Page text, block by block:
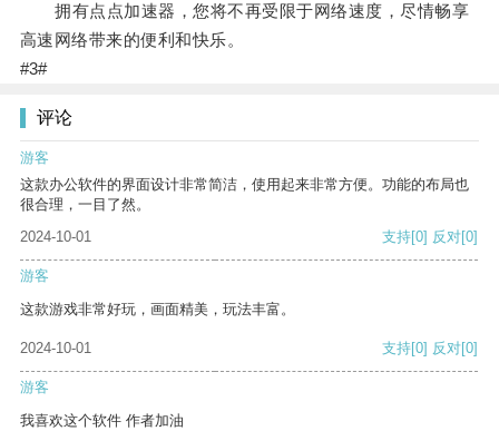
拥有点点加速器，您将不再受限于网络速度，尽情畅享
高速网络带来的便利和快乐。
#3#
评论
游客
这款办公软件的界面设计非常简洁，使用起来非常方便。功能的布局也
很合理，一目了然。
2024-10-01
支持[0] 反对[0]
游客
这款游戏非常好玩，画面精美，玩法丰富。
2024-10-01 支持[0] 反对[0]
游客
我喜欢这个软件 作者加油